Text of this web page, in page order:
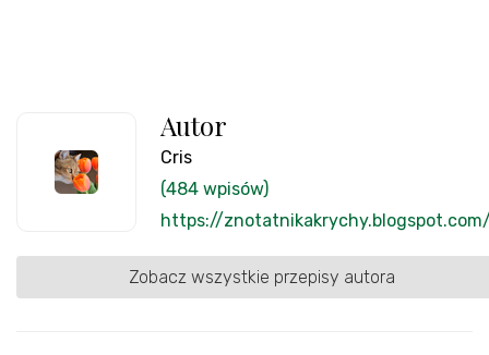
Autor
Cris
(484 wpisów)
https://
Zobacz wszystkie przepisy autora